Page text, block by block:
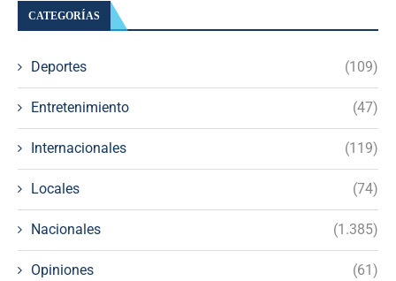
CATEGORÍAS
Deportes (109)
Entretenimiento (47)
Internacionales (119)
Locales (74)
Nacionales (1.385)
Opiniones (61)